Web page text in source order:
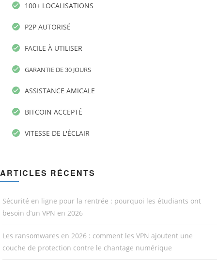
100+ LOCALISATIONS
P2P AUTORISÉ
FACILE À UTILISER
GARANTIE DE 30 JOURS
ASSISTANCE AMICALE
BITCOIN ACCEPTÉ
VITESSE DE L'ÉCLAIR
ARTICLES RÉCENTS
Sécurité en ligne pour la rentrée : pourquoi les étudiants ont
besoin d’un VPN en 2026
Les ransomwares en 2026 : comment les VPN ajoutent une
couche de protection contre le chantage numérique